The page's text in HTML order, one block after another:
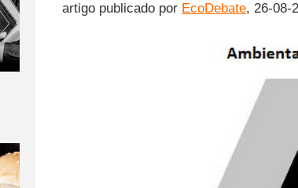
artigo publicado por EcoDebate, 26-08-